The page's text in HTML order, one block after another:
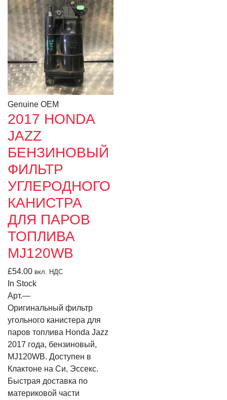
Genuine OEM
2017 HONDA
JAZZ
БЕНЗИНОВЫЙ
ФИЛЬТР
УГЛЕРОДНОГО
КАНИСТРА
ДЛЯ ПАРОВ
ТОПЛИВА
MJ120WB
£54.00 вкл. НДС
In Stock
Арт.—
Оригинальный фильтр
угольного канистера для
паров топлива Honda Jazz
2017 года, бензиновый,
MJ120WB. Доступен в
Клактоне на Си, Эссекс.
Быстрая доставка по
материковой части